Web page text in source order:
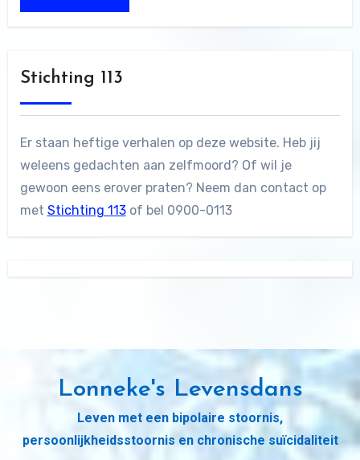
Stichting 113
Er staan heftige verhalen op deze website. Heb jij
weleens gedachten aan zelfmoord? Of wil je
gewoon eens erover praten? Neem dan contact op
met Stichting 113of bel 0900-0113
Lonneke's Levensdans
Leven met een bipolaire stoornis,
persoonlijkheidsstoornis en chronische suïcidaliteit